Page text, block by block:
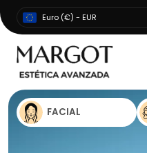
Euro (€) - EUR
FACIAL